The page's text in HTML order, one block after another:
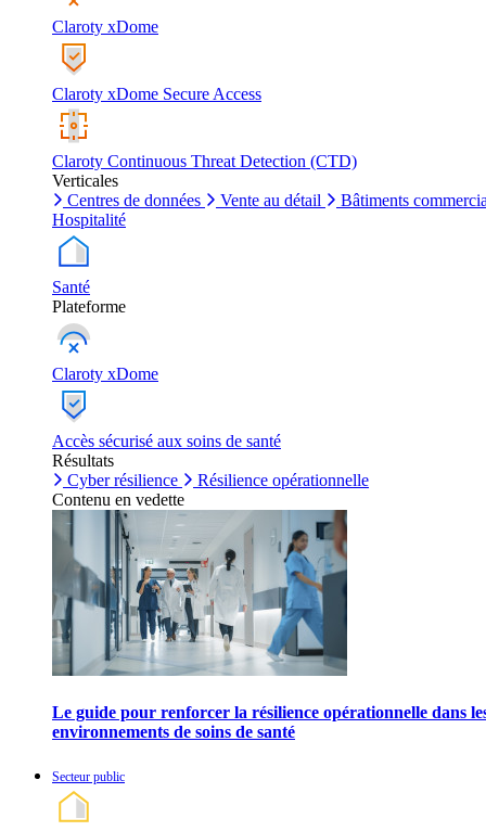
Claroty xDome
Claroty xDome Secure Access
Claroty Continuous Threat Detection (CTD)
Verticales
Centres de données
Vente au détail
Bâtiments
Hospitalité
Santé
Plateforme
Claroty xDome
Accès sécurisé aux soins de santé
Résultats
Cyber résilience
Résilience opérationnelle
Contenu en vedette
Le guide pour renforcer la résilience opérationnelle dans
environnements de soins de santé
Secteur public